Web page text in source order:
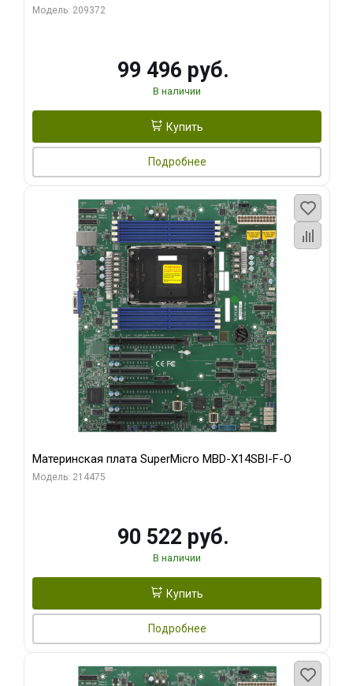
Модель: 209372
99 496 руб.
В наличии
Купить
Подробнее
Материнская плата SuperMicro MBD-X14SBI-F-O
Модель: 214475
90 522 руб.
В наличии
Купить
Подробнее